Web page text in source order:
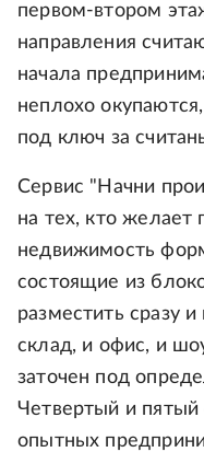
первом-втором
направления
начала
неплохо
под ключ за
Сервис "Начни
на тех, кто
недвижимость
состоящие из
разместить сразу
склад, и офис, и
заточен под
Четвертый и пятый
опытных